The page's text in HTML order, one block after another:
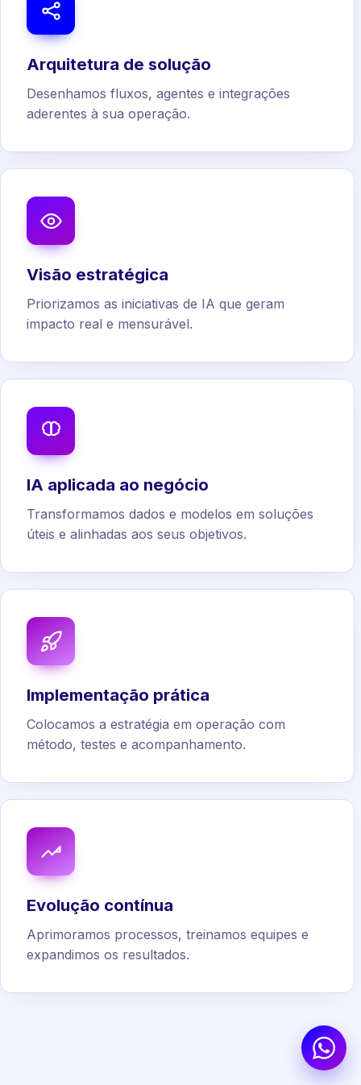
Arquitetura de solução
Desenhamos fluxos, agentes e integrações
aderentes à sua operação.
Visão estratégica
Priorizamos as iniciativas de IA que geram
impacto real e mensurável.
IA aplicada ao negócio
Transformamos dados e modelos em soluções
úteis e alinhadas aos seus objetivos.
Implementação prática
Colocamos a estratégia em operação com
método, testes e acompanhamento.
Evolução contínua
Aprimoramos processos, treinamos equipes e
expandimos os resultados.